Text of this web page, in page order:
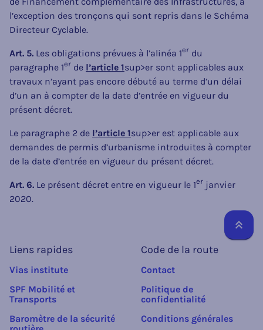
l’exception des tronçons qui sont repris dans le Schéma
Directeur Cyclable.
Art. 5. Les obligations prévues à l’alinéa 1er du
paragraphe 1er de l’article 1sup>er sont applicables aux
travaux n’ayant pas encore débuté au terme d’un délai
d’un an à compter de la date d’entrée en vigueur du
présent décret.
Le paragraphe 2 de l’article 1sup>er est applicable aux
demandes de permis d’urbanisme introduites à compter
de la date d’entrée en vigueur du présent décret.
Art. 6. Le présent décret entre en vigueur le 1er janvier
2020.
Liens rapides
Vias institute
SPF Mobilité et
Transports
Baromètre de la sécurité
Code de la route
Contact
Politique de
confidentialité
Conditions générales